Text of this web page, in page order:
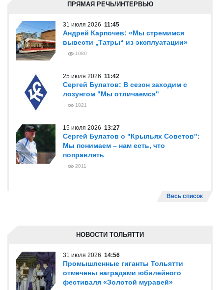
ПРЯМАЯ РЕЧЬ/ИНТЕРВЬЮ
31 июля 2026 11:45
Андрей Карпочев: «Мы стремимся
вывести „Татры“ из эксплуатации»
1080
25 июля 2026 11:42
Сергей Булатов: В сезон заходим с
лозунгом "Мы отличаемся"
1821
15 июля 2026 13:27
Сергей Булатов о "Крыльях Советов":
Мы понимаем – нам есть, что
поправлять
2011
Весь список
НОВОСТИ ТОЛЬЯТТИ
31 июля 2026 14:56
Промышленные гиганты Тольятти
отмечены наградами юбилейного
фестиваля «Золотой муравей»